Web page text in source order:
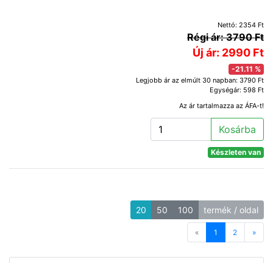
Nettó: 2354 Ft
Régi ár: 3790 Ft
Új ár: 2990 Ft
-21.11 %
Legjobb ár az elmúlt 30 napban: 3790 Ft
Egységár: 598 Ft
Az ár tartalmazza az ÁFA-t!
Kosárba
Készleten van
20 50 100 termék / oldal
« Previous
1 2 »